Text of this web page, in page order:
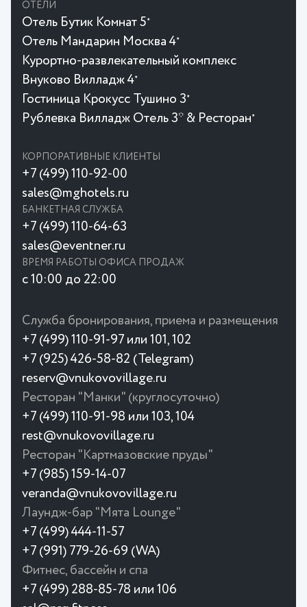
ОТЕЛИ
Отель Бутик Комнат 5★
Отель Мандарин Москва 4★
Курортно-развлекательный комплекс
Внуково Вилладж 4★
Гостиница Крокусc Тушино 3★
Рублевка Вилладж Отель 3* & Ресторан★
КОРПОРАТИВНЫЕ КЛИЕНТЫ
+7 (499) 110-92-00
sales@mghotels.ru
БАНКЕТНАЯ СЛУЖБА
+7 (499) 110-64-63
sales@eventner.ru
ВРЕМЯ РАБОТЫ ОФИСА ПРОДАЖ
с 10:00 до 22:00
Служба бронирования, приема и размещения
+7 (499) 110-91-97 или 101, 102
+7 (925) 426-58-82 (Telegram)
reserv@vnukovovillage.ru
Ресторан "Манки" (круглосуточно)
+7 (499) 110-91-98 или 103, 104
rest@vnukovovillage.ru
Ресторан "Картмазовские пруды"
+7 (985) 159-14-07
veranda@vnukovovillage.ru
Лаундж-бар "Мята Lounge"
+7 (499) 444-11-57
+7 (991) 779-26-69 (WA)
Фитнес, бассейн и спа
+7 (499) 288-85-78 или 106